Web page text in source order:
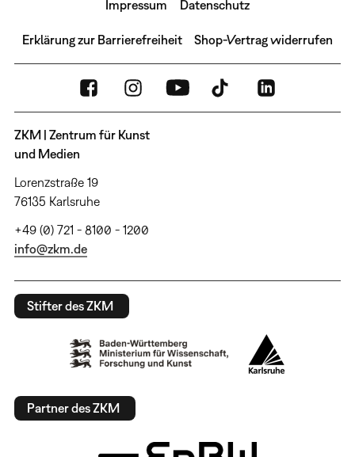
Impressum Datenschutz
Erklärung zur Barrierefreiheit Shop-Vertrag widerrufen
ZKM | Zentrum für Kunst
und Medien
Lorenzstraße 19
76135 Karlsruhe
+49 (0) 721 - 8100 - 1200
info@zkm.de
Stifter des ZKM
Partner des ZKM